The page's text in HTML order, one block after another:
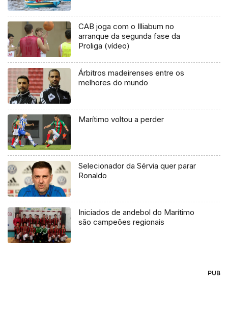
CAB joga com o Illiabum no
arranque da segunda fase da
Proliga (vídeo)
Árbitros madeirenses entre os
melhores do mundo
Marítimo voltou a perder
Selecionador da Sérvia quer parar
Ronaldo
Iniciados de andebol do Marítimo
são campeões regionais
PUB